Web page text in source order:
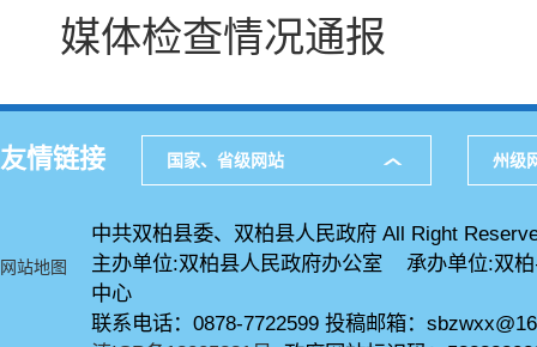
媒体检查情况通报
友情链接 国家、省级网站 州级
网站地图
中共双柏县委、双柏县人民政府 All Right
主办单位:双柏县人民政府办公室 承办单位:双
中心
联系电话：0878-7722599 投稿邮箱：